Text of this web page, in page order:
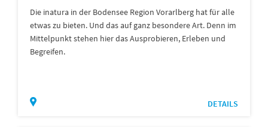
Die inatura in der Bodensee Region Vorarlberg hat für alle
etwas zu bieten. Und das auf ganz besondere Art. Denn im
Mittelpunkt stehen hier das Ausprobieren, Erleben und
Begreifen.
DETAILS